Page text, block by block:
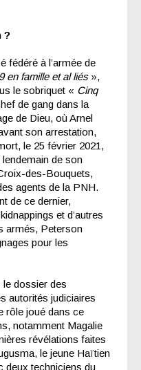
?
fédéré à l’armée de
en famille et al liés»,
le sobriquet « Cinq
de gang dans la
de Dieu, où Arnel
son arrestation,
le 25 février 2021,
lendemain de son
des-Bouquets,
agents de la PNH.
de ce dernier,
et d’autres
armés, Peterson
pour les
le dossier des
autorités judiciaires
rôle joué dans ce
notamment Magalie
révélations faites
le jeune Haïtien
deux techniciens du